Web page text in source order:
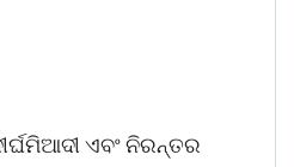
ଏବଂ ନିରନ୍ତର